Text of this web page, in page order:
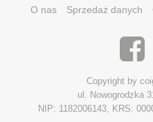
O nas Sprzedaż danych
Copyright by
ul. Nowogrodzka
NIP: 1182006143, KRS: